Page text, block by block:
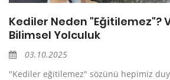
Kediler Neden "Eğitilemez"?
Bilimsel Yolculuk
03.10.2025
"Kediler eğitilemez" sözünü hepimiz